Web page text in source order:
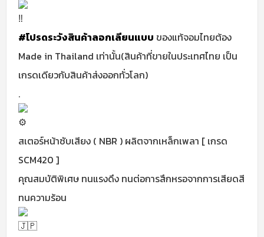
#โปรดระวังสินค้าลอกเลียนแบบ ของแท้จอมไทยต้อง
Made in Thailand เท่านั้น(สินค้าที่ขายในประเทศไทย เป็น
เกรดเดียวกับสินค้าส่งออกทั่วโลก)
.
สเตอร์หน้าซับเสียง ( NBR ) ผลิตจากเหล็กเพลา [ เกรด
SCM420 ]
คุณสมบัติพิเศษ ทนแรงดึง ทนต่อการสึกหรอจากการเสียดสี
ทนความร้อน